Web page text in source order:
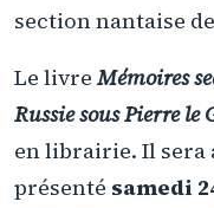
section nantaise
Le livreMémoires
Russie sous Pierre le
en librairie. Il
présenté samedi